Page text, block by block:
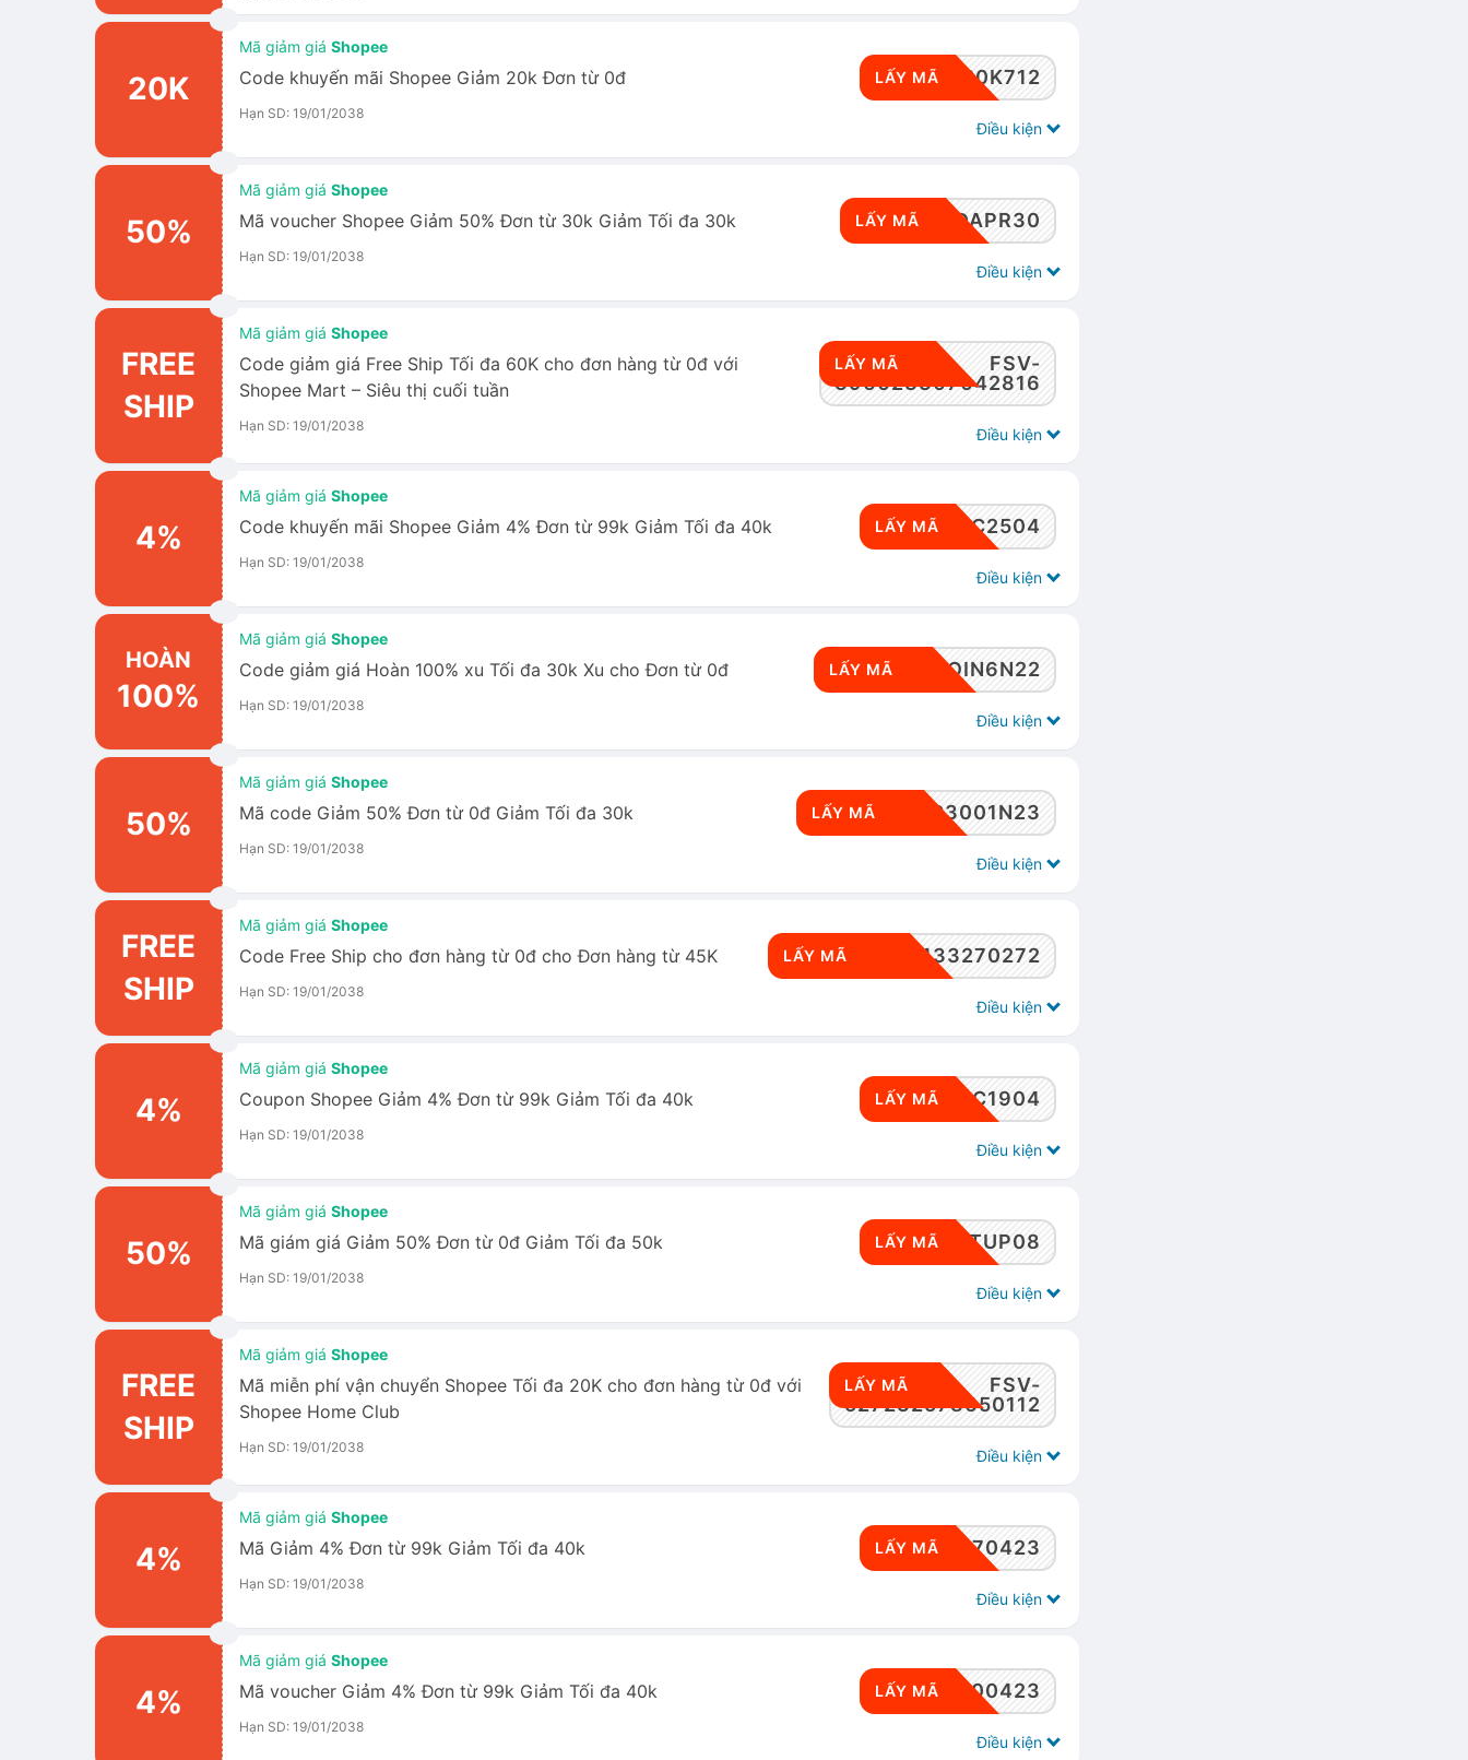
20K
Mã giảm giá Shopee
Code khuyến mãi Shopee Giảm 20k Đơn từ 0đ
Hạn SD: 19/01/2038
CRMMB20K712
LẤY MÃ
Điều kiện
50%
Mã giảm giá Shopee
Mã voucher Shopee Giảm 50% Đơn từ 30k Giảm Tối đa 30k
Hạn SD: 19/01/2038
AOVCLCBDAPR30
LẤY MÃ
Điều kiện
FREE
SHIP
Mã giảm giá Shopee
Code giảm giá Free Ship Tối đa 60K cho đơn hàng từ 0đ với
Shopee Mart – Siêu thị cuối tuần
Hạn SD: 19/01/2038
FSV-
396023307042816
LẤY MÃ
Điều kiện
4%
Mã giảm giá Shopee
Code khuyến mãi Shopee Giảm 4% Đơn từ 99k Giảm Tối đa 40k
Hạn SD: 19/01/2038
RWSDC2504
LẤY MÃ
Điều kiện
HOÀN
100%
Mã giảm giá Shopee
Code giảm giá Hoàn 100% xu Tối đa 30k Xu cho Đơn từ 0đ
Hạn SD: 19/01/2038
SPGCS30COIN6N22
LẤY MÃ
Điều kiện
50%
Mã giảm giá Shopee
Mã code Giảm 50% Đơn từ 0đ Giảm Tối đa 30k
Hạn SD: 19/01/2038
SPGCDD50C3001N23
LẤY MÃ
Điều kiện
FREE
SHIP
Mã giảm giá Shopee
Code Free Ship cho đơn hàng từ 0đ cho Đơn hàng từ 45K
Hạn SD: 19/01/2038
FSV-395349433270272
LẤY MÃ
Điều kiện
4%
Mã giảm giá Shopee
Coupon Shopee Giảm 4% Đơn từ 99k Giảm Tối đa 40k
Hạn SD: 19/01/2038
RWSDC1904
LẤY MÃ
Điều kiện
50%
Mã giảm giá Shopee
Mã giám giá Giảm 50% Đơn từ 0đ Giảm Tối đa 50k
Hạn SD: 19/01/2038
RWSTUP08
LẤY MÃ
Điều kiện
FREE
SHIP
Mã giảm giá Shopee
Mã miễn phí vận chuyển Shopee Tối đa 20K cho đơn hàng từ 0đ với
Shopee Home Club
Hạn SD: 19/01/2038
FSV-
527232578650112
LẤY MÃ
Điều kiện
4%
Mã giảm giá Shopee
Mã Giảm 4% Đơn từ 99k Giảm Tối đa 40k
Hạn SD: 19/01/2038
RWSDC070423
LẤY MÃ
Điều kiện
4%
Mã giảm giá Shopee
Mã voucher Giảm 4% Đơn từ 99k Giảm Tối đa 40k
Hạn SD: 19/01/2038
RWSDC100423
LẤY MÃ
Điều kiện